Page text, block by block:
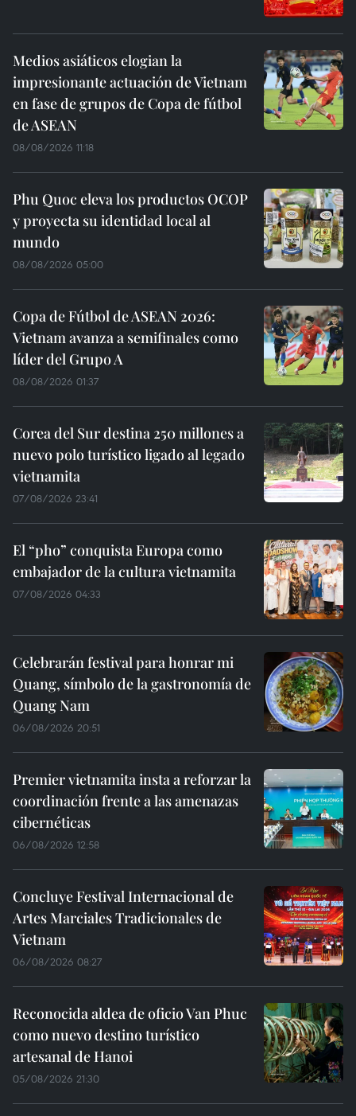
Medios asiáticos elogian la
impresionante actuación de Vietnam
en fase de grupos de Copa de fútbol
de ASEAN
08/08/2026 11:18
Phu Quoc eleva los productos OCOP
y proyecta su identidad local al
mundo
08/08/2026 05:00
Copa de Fútbol de ASEAN 2026:
Vietnam avanza a semifinales como
líder del Grupo A
08/08/2026 01:37
Corea del Sur destina 250 millones a
nuevo polo turístico ligado al legado
vietnamita
07/08/2026 23:41
El “pho” conquista Europa como
embajador de la cultura vietnamita
07/08/2026 04:33
Celebrarán festival para honrar mi
Quang, símbolo de la gastronomía de
Quang Nam
06/08/2026 20:51
Premier vietnamita insta a reforzar la
coordinación frente a las amenazas
cibernéticas
06/08/2026 12:58
Concluye Festival Internacional de
Artes Marciales Tradicionales de
Vietnam
06/08/2026 08:27
Reconocida aldea de oficio Van Phuc
como nuevo destino turístico
artesanal de Hanoi
05/08/2026 21:30